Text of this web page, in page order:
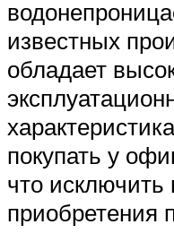
известных
обладает
покупать у
что исключить
приобретения